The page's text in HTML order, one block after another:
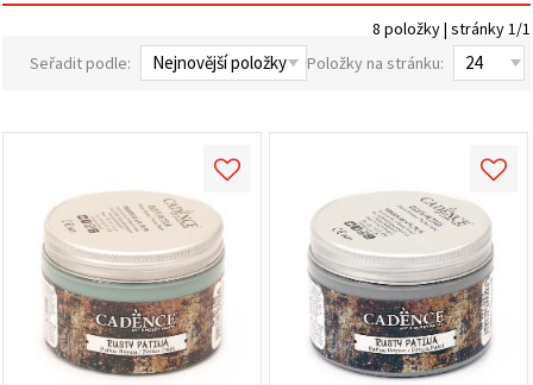
návštěvnost
relevantnější
analýzu a
marketing.
Můžete
souhlasit s
použitím
cookies
kliknutím
8 položky | stránky 1/1
Seřadit podle:
Položky na stránku: